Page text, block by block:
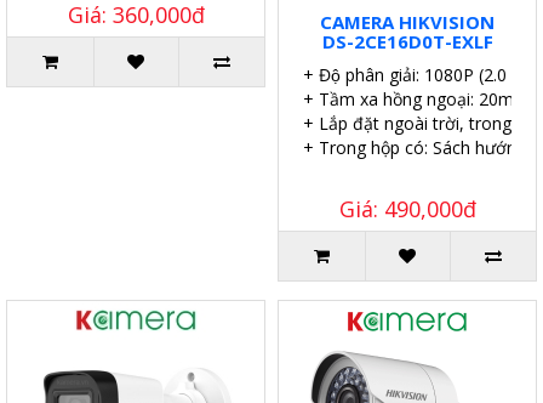
Giá: 360,000đ
CAMERA HIKVISION
DS-2CE16D0T-EXLF
+ Độ phân giải: 1080P (2.0
+ Tầm xa hồng ngoại: 20m.
+ Lắp đặt ngoài trời, trong
+ Trong hộp có: Sách hướng
Giá: 490,000đ